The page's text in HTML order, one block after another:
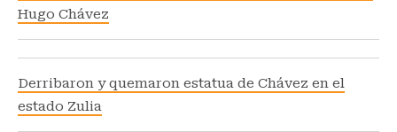
Hugo Chávez
Derribaron y quemaron estatua de Chávez en el
estado Zulia